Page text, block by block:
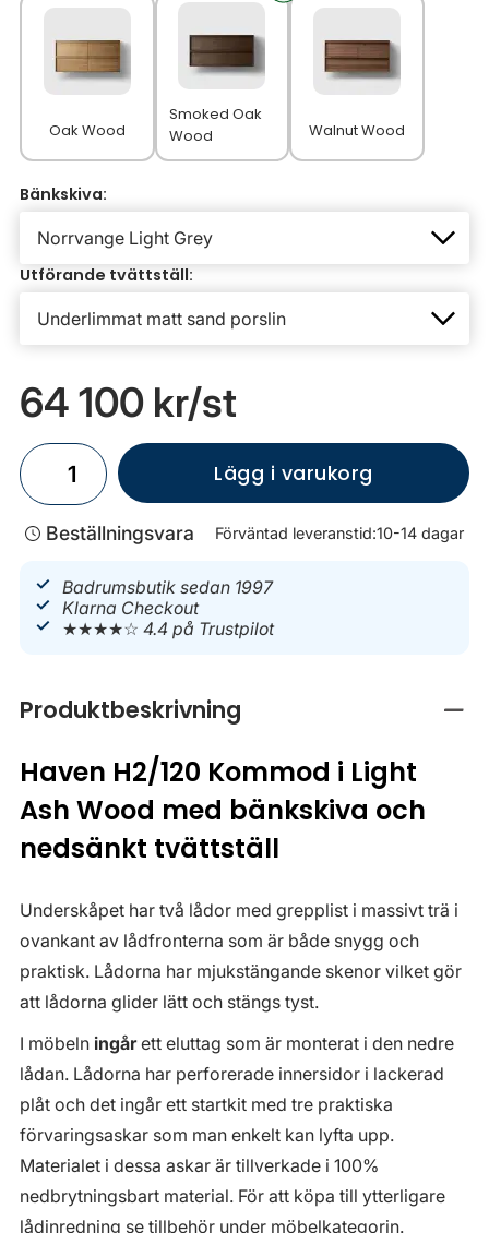
Oak Wood
Smoked Oak
Wood
Walnut Wood
Bänkskiva:
Utförande tvättställ:
64 100 kr/st
Lägg i varukorg
Beställningsvara Förväntad leveranstid:10-14 dagar
Badrumsbutik sedan 1997
Klarna Checkout
★★★★☆4.4 på Trustpilot
Produktbeskrivning
Haven H2/120 Kommod i Light
Ash Wood med bänkskiva och
nedsänkt tvättställ
Underskåpet har två lådor med grepplist i massivt trä i
ovankant av lådfronterna som är både snygg och
praktisk. Lådorna har mjukstängande skenor vilket gör
att lådorna glider lätt och stängs tyst.
I möbeln ingårett eluttag som är monterat i den nedre
lådan. Lådorna har perforerade innersidor i lackerad
plåt och det ingår ett startkit med tre praktiska
förvaringsaskar som man enkelt kan lyfta upp.
Materialet i dessa askar är tillverkade i 100%
nedbrytningsbart material. För att köpa till ytterligare
lådinredning se tillbehör under möbelkategorin.